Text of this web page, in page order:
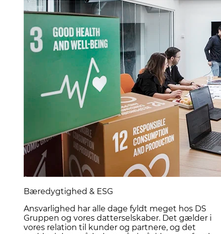
Bæredygtighed & ESG
Ansvarlighed har alle dage fyldt meget hos DS
Gruppen og vores datterselskaber. Det gælder i
vores relation til kunder og partnere, og det